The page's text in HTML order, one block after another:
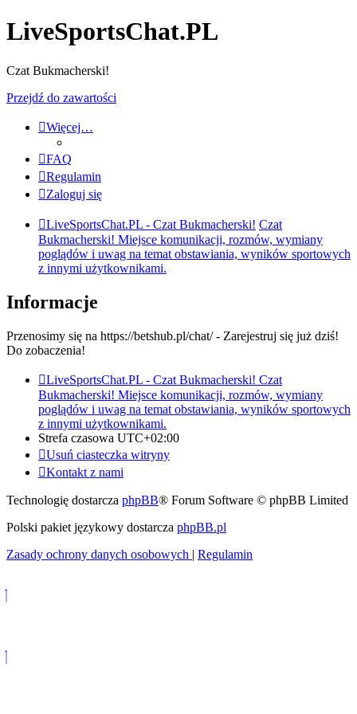
LiveSportsChat.PL
Czat Bukmacherski!
Przejdź do zawartości
Więcej…
FAQ
Regulamin
Zaloguj się
LiveSportsChat.PL - Czat Bukmacherski! Czat
Bukmacherski! Miejsce komunikacji, rozmów, wymiany
poglądów i uwag na temat obstawiania, wyników sportowych
z innymi użytkownikami.
Informacje
Przenosimy się na https://betshub.pl/chat/ - Zarejestruj się już dziś!
Do zobaczenia!
LiveSportsChat.PL - Czat Bukmacherski! Czat
Bukmacherski! Miejsce komunikacji, rozmów, wymiany
poglądów i uwag na temat obstawiania, wyników sportowych
z innymi użytkownikami.
Strefa czasowa UTC+02:00
Usuń ciasteczka witryny
Kontakt z nami
Technologię dostarcza phpBB® Forum Software © phpBB Limited
Polski pakiet językowy dostarcza phpBB.pl
Zasady ochrony danych osobowych | Regulamin